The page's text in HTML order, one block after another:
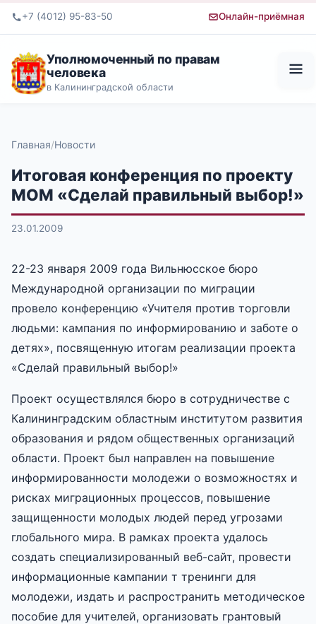
+7 (4012) 95-83-50 Онлайн-приёмная
Уполномоченный по правам
человека
в Калининградской области
Главная Новости
Итоговая конференция по проекту
МОМ «Сделай правильный выбор!»
23.01.2009
22-23 января 2009 года Вильнюсское бюро
Международной организации по миграции
провело конференцию «Учителя против торговли
людьми: кампания по информированию и заботе о
детях», посвященную итогам реализации проекта
«Сделай правильный выбор!»
Проект осуществлялся бюро в сотрудничестве с
Калининградским областным институтом развития
образования и рядом общественных организаций
области. Проект был направлен на повышение
информированности молодежи о возможностях и
рисках миграционных процессов, повышение
защищенности молодых людей перед угрозами
глобального мира. В рамках проекта удалось
создать специализированный веб-сайт, провести
информационные кампании т тренинги для
молодежи, издать и распространить методическое
пособие для учителей, организовать грантовый